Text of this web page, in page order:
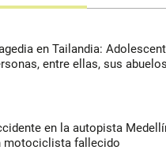
en Tailandia:
entre ellas, sus abuelos
en la autopista
motociclista fallecido